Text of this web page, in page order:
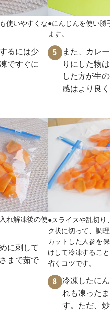
使いやすくな
るには少
ですぐに
●にんじんを使い勝
ます。
5
また、カレ
りにした物
した方が生
感はより良く
れ解凍後の使
に刺して
まで茹で
●スライスや乱切り
ク状に切って、調
カットした人参を
けして冷凍するこ
省くコツです。
8
冷凍したに
れも凍った
す。ただ、